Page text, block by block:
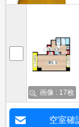
画像 : 17枚
空室確